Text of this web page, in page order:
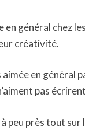
général chez
créativité.
en général
pas
peu près tout